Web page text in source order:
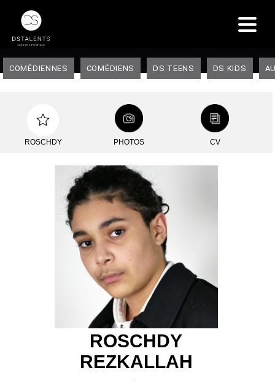
COMÉDIENNES COMÉDIENS DS TEENS DS KIDS
ROSCHDY PHOTOS CV
ROSCHDY
REZKALLAH